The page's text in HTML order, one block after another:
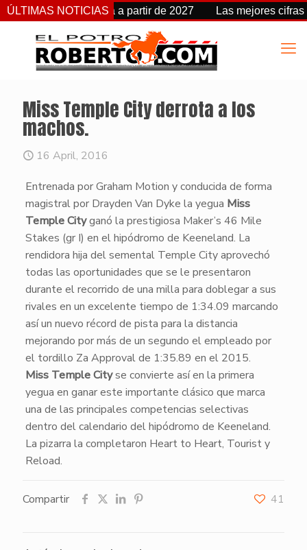
ÚLTIMAS NOTICIAS
de fecha a partir de 2027 Las mejores cifras Beyer
Miss Temple City derrota a los
machos.
16 April, 2016
Entrenada por Graham Motion y conducida de forma
magistral por Drayden Van Dyke la yegua Miss
Temple Cityganó la prestigiosa Maker’s 46 Mile
Stakes (gr I) en el hipódromo de Keeneland. La
rendidora hija del semental Temple City aprovechó
todas las oportunidades que se le presentaron
durante el recorrido de una milla para doblegar a sus
rivales en un excelente tiempo de 1:34.09 marcando
así un nuevo récord de pista para la distancia
mejorando por más de un segundo el empleado por
el tordillo Za Approval de 1:35.89 en el 2015.
Miss Temple Cityse convierte así en la primera
yegua en ganar este importante clásico que marca
una de las principales competencias selectivas
dentro del calendario del hipódromo de Keeneland.
La pizarra la completaron Heart to Heart, Tourist y
Reload.
Compartir 41